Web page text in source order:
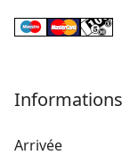
Informations
Arrivée